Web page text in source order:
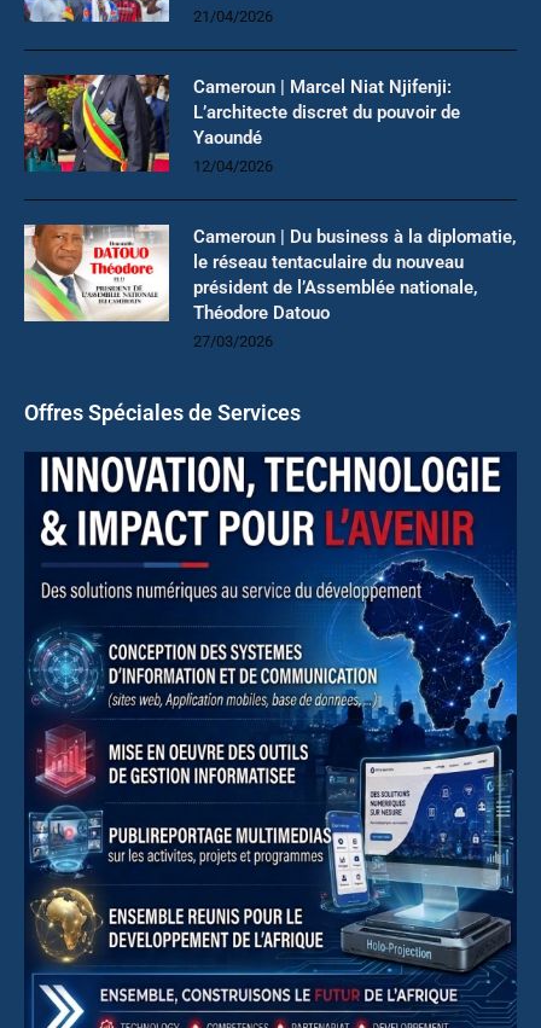
21/04/2026
Cameroun | Marcel Niat Njifenji:
L’architecte discret du pouvoir de
Yaoundé
12/04/2026
Cameroun | Du business à la diplomatie,
le réseau tentaculaire du nouveau
président de l’Assemblée nationale,
Théodore Datouo
27/03/2026
Offres Spéciales de Services